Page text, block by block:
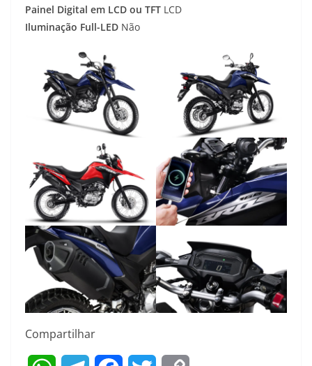
Painel Digital em LCD ou TFT LCD
Iluminação Full-LED Não
Compartilhar